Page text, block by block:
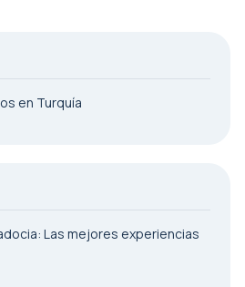
en Turquía
Las mejores experiencias